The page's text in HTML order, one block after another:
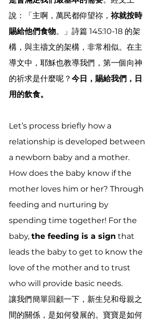
說：「主啊，萬民都仰望祢， 祢就按時
賜給他們食物。」詩篇 145:10-18 的架
構，與主禱文的架構，非常相似。在主
導文中，耶穌也教導我們，第一個向神
的祈求是什麼呢？ 今日，賜給我們，日
用的飲食。
Let’s process briefly how a
relationship is developed between
a newborn baby and a mother.
How does the baby know if the
mother loves him or her? Through
feeding and nurturing by
spending time together! For the
baby, the feeding is a sign that
leads the baby to get to know the
love of the mother and to trust
who will provide basic needs.
讓我們簡單回顧一下，新生兒和母親之
間的關係，是如何發展的。寶寶是如何